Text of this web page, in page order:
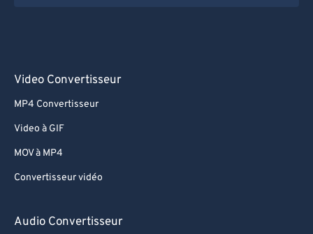
Video Convertisseur
MP4 Convertisseur
Video à GIF
MOV à MP4
Convertisseur vidéo
Audio Convertisseur